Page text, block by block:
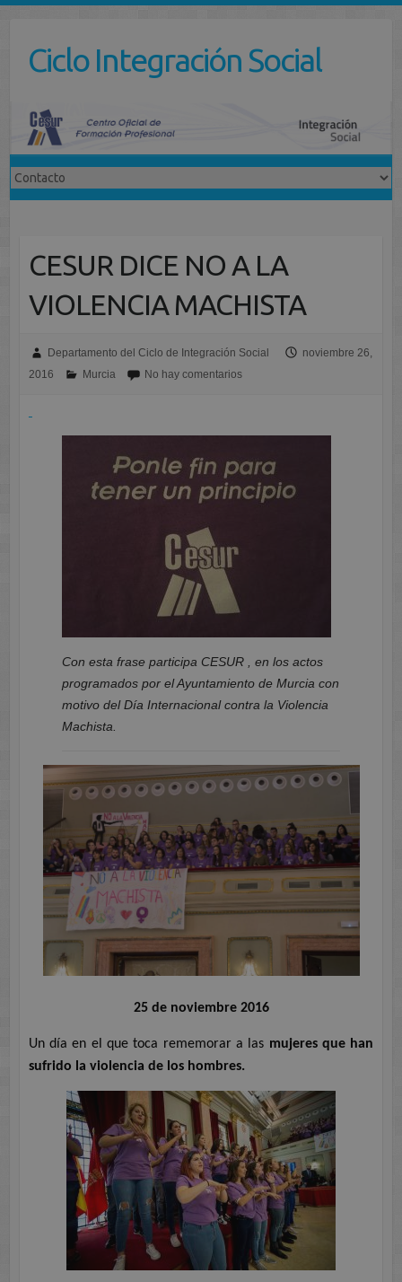
contenidoCiclo Integración Social
CESUR DICE NO A LA
VIOLENCIA MACHISTA
Departamento del Ciclo de Integración Social
noviembre 26,
2016
Murcia No hay comentarios
Con esta frase participa CESUR , en los actos
programados por el Ayuntamiento de Murcia con
motivo del Día Internacional contra la Violencia
Machista.
25 de noviembre 2016
Un día en el que toca rememorar a las mujeres que han
sufrido la violencia de los hombres.